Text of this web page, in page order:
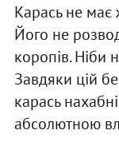
Карась не має
Його не
коропів. Ніби
Завдяки цій
карась
абсолютною